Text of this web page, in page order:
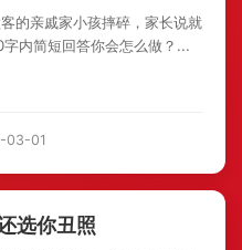
的亲戚家小孩摔碎，家长说就
内简短回答你会怎么做？...
03-01
选你丑照